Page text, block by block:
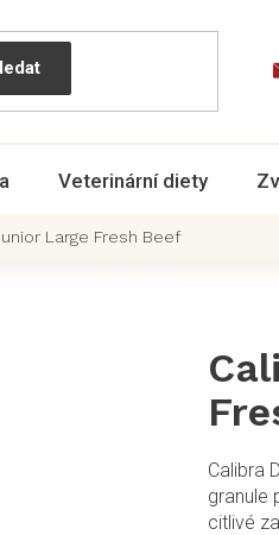
Veterinární diety
Large Fresh Beef
Calibra
granule
citlivé